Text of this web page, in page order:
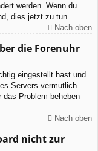
werden. Wenn du
dies jetzt zu tun.
Nach oben
die Forenuhr
eingestellt hast und
Servers vermutlich
Problem beheben
Nach oben
nicht zur